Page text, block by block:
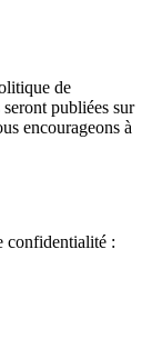
de
publiées sur
encourageons à
confidentialité :